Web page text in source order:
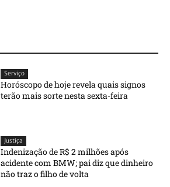
Serviço
Horóscopo de hoje revela quais signos
terão mais sorte nesta sexta-feira
Justiça
Indenização de R$ 2 milhões após
acidente com BMW; pai diz que dinheiro
não traz o filho de volta